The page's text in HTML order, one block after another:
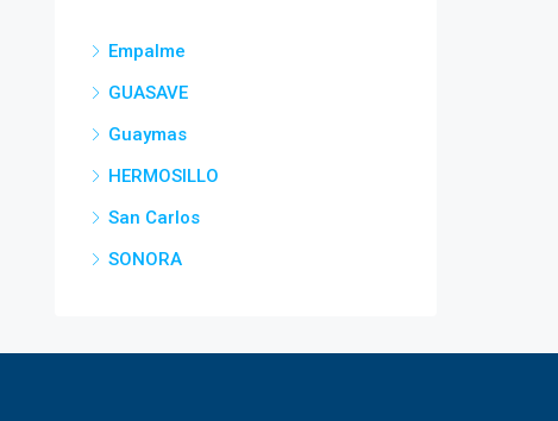
Empalme
GUASAVE
Guaymas
HERMOSILLO
San Carlos
SONORA